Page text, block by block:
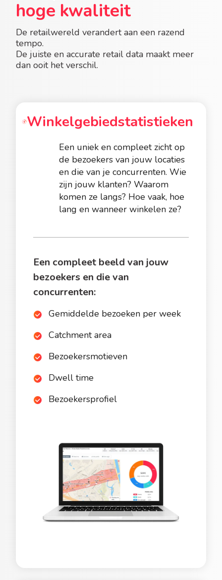
hoge kwaliteit
De retailwereld verandert aan een razend
tempo.
De juiste en accurate retail data maakt meer
dan ooit het verschil.
Winkelgebiedstatistieken
Een uniek en compleet zicht op
de bezoekers van jouw locaties
en die van je concurrenten. Wie
zijn jouw klanten? Waarom
komen ze langs? Hoe vaak, hoe
lang en wanneer winkelen ze?
Een compleet beeld van jouw
bezoekers en die van
concurrenten:
Gemiddelde bezoeken per week
Catchment area
Bezoekersmotieven
Dwell time
Bezoekersprofiel